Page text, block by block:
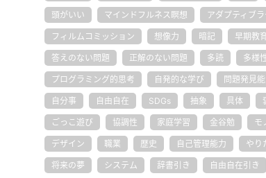
頭がいい マインドフルネス瞑想 アダプティブ
フィルムコミッション 想像力 暗記 早期教
答えのない問題 正解のない問題 多読 多様
プログラミング的思考 自発的な学び 問題発見
自分事 自由自在 SDGs 抽象 具体
ごっこ遊び 協調性 家庭学習 金谷勉 モ
デザイン 職業 歴史 自己管理能力 やり
将来の夢 システム 辞書引き 自由自在引き